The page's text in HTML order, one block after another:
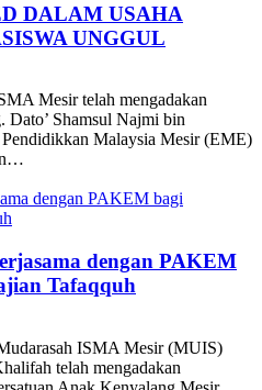
DALAM USAHA
UNGGUL
Mesir telah mengadakan
Dato’ Shamsul Najmi bin
Malaysia Mesir (EME)
dengan PAKEM
Tafaqquh
ISMA Mesir (MUIS)
telah mengadakan